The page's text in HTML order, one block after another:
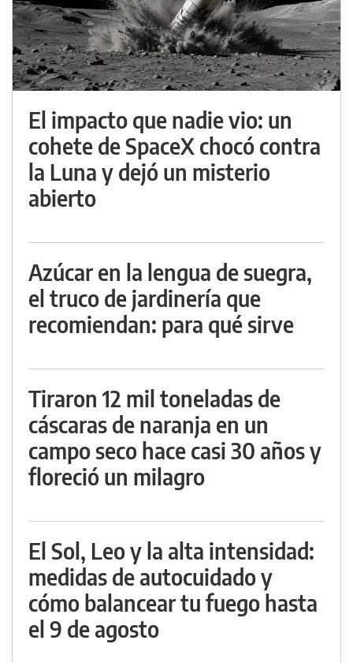
El impacto que nadie vio: un
cohete de SpaceX chocó contra
la Luna y dejó un misterio
abierto
Azúcar en la lengua de suegra,
el truco de jardinería que
recomiendan: para qué sirve
Tiraron 12 mil toneladas de
cáscaras de naranja en un
campo seco hace casi 30 años y
floreció un milagro
El Sol, Leo y la alta intensidad:
medidas de autocuidado y
cómo balancear tu fuego hasta
el 9 de agosto